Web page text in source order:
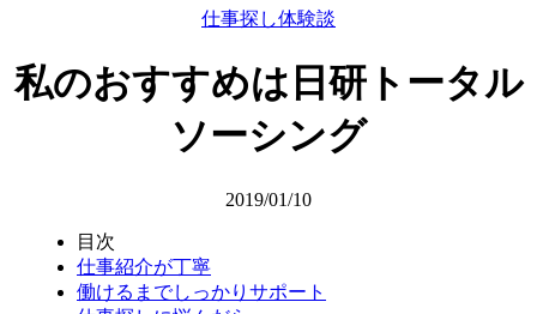
仕事探し体験談
私のおすすめは日研トータル
ソーシング
2019/01/10
目次
仕事紹介が丁寧
働けるまでしっかりサポート